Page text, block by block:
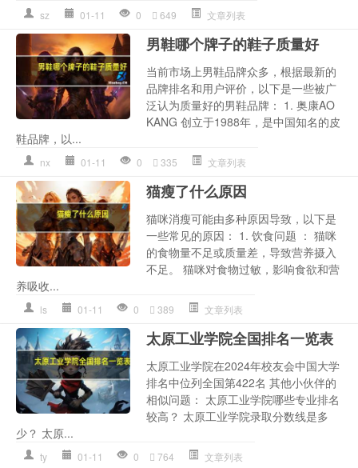
sz 01-11 0 649 文章列表
男鞋哪个牌子的鞋子质量好
当前市场上男鞋品牌众多，根据最新的
品牌排名和用户评价，以下是一些被广
泛认为质量好的男鞋品牌： 1. 奥康AO
KANG 创立于1988年，是中国知名的皮
鞋品牌，以...
nx 01-11 0 335 文章列表
猫瘦了什么原因
猫咪消瘦可能由多种原因导致，以下是
一些常见的原因： 1. 饮食问题 ： 猫咪
的食物量不足或质量差，导致营养摄入
不足。 猫咪对食物过敏，影响食欲和营
养吸收...
ls 01-11 0 389 文章列表
太原工业学院全国排名一览表
太原工业学院在2024年校友会中国大学
排名中位列全国第422名 其他小伙伴的
相似问题： 太原工业学院哪些专业排名
较高？ 太原工业学院录取分数线是多
少？ 太原...
ty 01-11 0 764 文章列表